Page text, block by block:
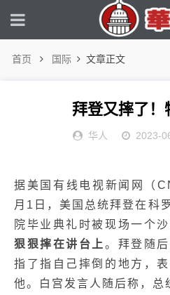
首页 国际 文章正文
拜登又摔了
华人 2023-
据美国有线电视新闻网（
月1日，美国总统拜登在科
院毕业典礼时被现场一个
狠狠摔在讲台上 。拜登随
指了指自己摔倒的地方，
他。白宫发言人随后称，总